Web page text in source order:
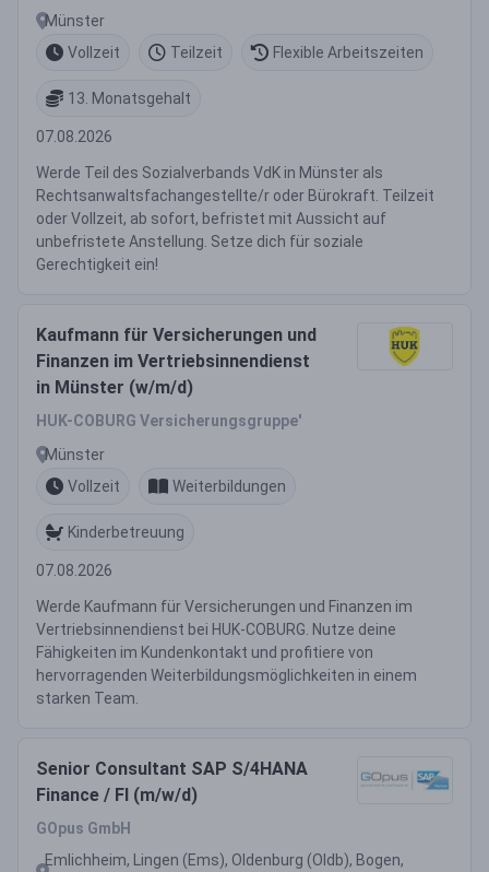
Münster
Vollzeit
Teilzeit Flexible Arbeitszeiten
13. Monatsgehalt
07.08.2026
Werde Teil des Sozialverbands VdK in Münster als
Rechtsanwaltsfachangestellte/r oder Bürokraft. Teilzeit
oder Vollzeit, ab sofort, befristet mit Aussicht auf
unbefristete Anstellung. Setze dich für soziale
Gerechtigkeit ein!
Kaufmann für Versicherungen und
Finanzen im Vertriebsinnendienst
in Münster (w/m/d)
HUK-COBURG Versicherungsgruppe'
Münster
Vollzeit
Weiterbildungen
Kinderbetreuung
07.08.2026
Werde Kaufmann für Versicherungen und Finanzen im
Vertriebsinnendienst bei HUK-COBURG. Nutze deine
Fähigkeiten im Kundenkontakt und profitiere von
hervorragenden Weiterbildungsmöglichkeiten in einem
starken Team.
Senior Consultant SAP S/4HANA
Finance / FI (m/w/d)
GOpus GmbH
Emlichheim, Lingen (Ems), Oldenburg (Oldb), Bogen,